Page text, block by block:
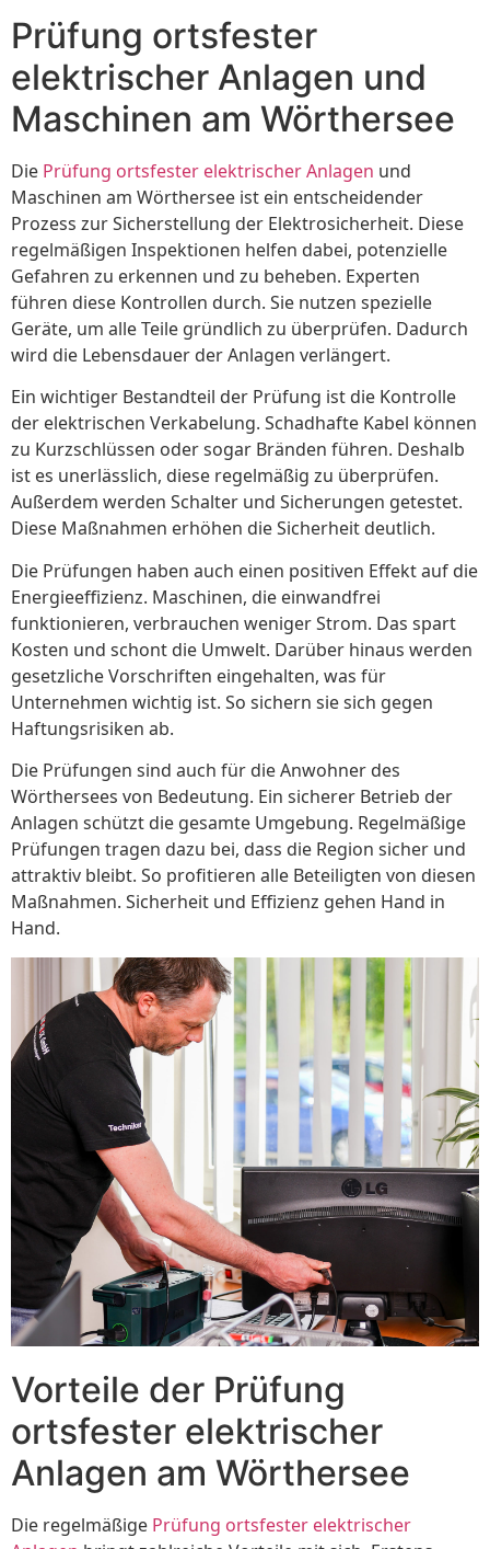
Prüfung ortsfester
elektrischer Anlagen und
Maschinen am Wörthersee
Die Prüfung ortsfester elektrischer Anlagen und
Maschinen am Wörthersee ist ein entscheidender
Prozess zur Sicherstellung der Elektrosicherheit. Diese
regelmäßigen Inspektionen helfen dabei, potenzielle
Gefahren zu erkennen und zu beheben. Experten
führen diese Kontrollen durch. Sie nutzen spezielle
Geräte, um alle Teile gründlich zu überprüfen. Dadurch
wird die Lebensdauer der Anlagen verlängert.
Ein wichtiger Bestandteil der Prüfung ist die Kontrolle
der elektrischen Verkabelung. Schadhafte Kabel können
zu Kurzschlüssen oder sogar Bränden führen. Deshalb
ist es unerlässlich, diese regelmäßig zu überprüfen.
Außerdem werden Schalter und Sicherungen getestet.
Diese Maßnahmen erhöhen die Sicherheit deutlich.
Die Prüfungen haben auch einen positiven Effekt auf die
Energieeffizienz. Maschinen, die einwandfrei
funktionieren, verbrauchen weniger Strom. Das spart
Kosten und schont die Umwelt. Darüber hinaus werden
gesetzliche Vorschriften eingehalten, was für
Unternehmen wichtig ist. So sichern sie sich gegen
Haftungsrisiken ab.
Die Prüfungen sind auch für die Anwohner des
Wörthersees von Bedeutung. Ein sicherer Betrieb der
Anlagen schützt die gesamte Umgebung. Regelmäßige
Prüfungen tragen dazu bei, dass die Region sicher und
attraktiv bleibt. So profitieren alle Beteiligten von diesen
Maßnahmen. Sicherheit und Effizienz gehen Hand in
Hand.
Vorteile der Prüfung
ortsfester elektrischer
Anlagen am Wörthersee
Die regelmäßige Prüfung ortsfester elektrischer